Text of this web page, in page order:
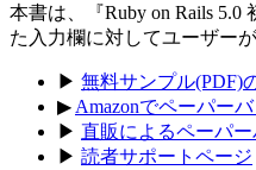
本書は、『Ruby on Rails
た入力欄に対してユーザー
▶ 無料サンプル(PDF)
▶ Amazonでペーパー
▶ 直販によるペーパ
▶ 読者サポートページ